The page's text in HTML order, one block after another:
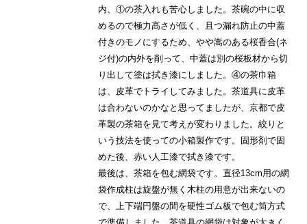
内、①の茶入れも苦心しました。茶碗の中に収
めるので極力高さが低く、且つ漏れ防止の中蓋
付きのモノにするため、やや嵩のある桜香合(ネ
ジ付)の内外を削って、中蓋は別の桜板材から切
り出して塗は拭き漆にしました。④の茶巾箱
は、皮革でトライしてみました。茶道具に皮革
は合わないのかなと思ってましたが、京都で皮
革製の茶箱を見て考えが変わりました。絞りと
いう技法を使っての小箱製作です。固形剤で固
めた後、赤い人工漆で拭き漆です。
最後は、茶箱を包む網袋です。直径13cm用の網
袋作成柱は旋盤が無く木柱の用意が出来ないの
で、上下端円盤の間を硬性ゴム板で包む筒方式